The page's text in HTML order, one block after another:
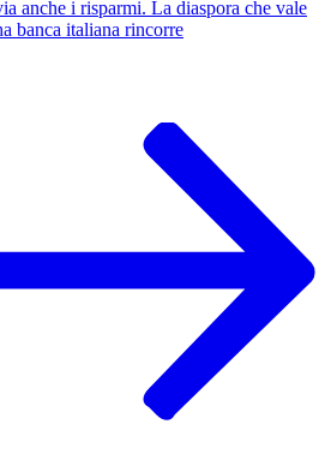
anche i risparmi. La diaspora che vale
banca italiana rincorre